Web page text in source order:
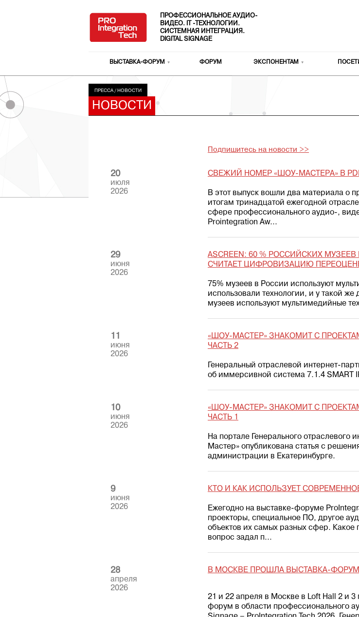
ПРОФЕССИОНАЛЬНОЕ АУДИО-
ВИДЕО. IT -ТЕХНОЛОГИИ.
СИСТЕМНАЯ ИНТЕГРАЦИЯ.
DIGITAL SIGNAGE
ВЫСТАВКА-ФОРУМ ФОРУМ ЭКСПОНЕНТАМ
ПРЕССА / НОВОСТИ
НОВОСТИ
Подпишитесь на новости >>
20
июля
2026
СВЕЖИЙ НОМЕР «ШОУ-МАСТЕРА» В
В этот выпуск вошли два материала о
итогам тринадцатой ежегодной
сфере профессионального аудио-,
Prointegration Aw...
29
июня
2026
ASCREEN: 60 % РОССИЙСКИХ
СЧИТАЕТ ЦИФРОВИЗАЦИЮ
75% музеев в России используют
использовали технологии, и у такой
музеев используют мультимедийные
11
июня
2026
«ШОУ-МАСТЕР» ЗНАКОМИТ С
ЧАСТЬ 2
Генеральный отраслевой интернет-
об иммерсивной система 7.1.4 SMART
10
июня
2026
«ШОУ-МАСТЕР» ЗНАКОМИТ С
ЧАСТЬ 1
На портале Генерального отраслевого
Мастер» опубликована статья с
администрации в Екатеринбурге.
9
июня
2026
КТО И КАК ИСПОЛЬЗУЕТ
Ежегодно на выставке-форуме
проекторы, специальное ПО, другое
объектов их самых разных сфер.
вопрос задал п...
28
апреля
2026
В МОСКВЕ ПРОШЛА ВЫСТАВКА-ФОРУМ
21 и 22 апреля в Москве в Loft Hall 2 и
форум в области профессионального